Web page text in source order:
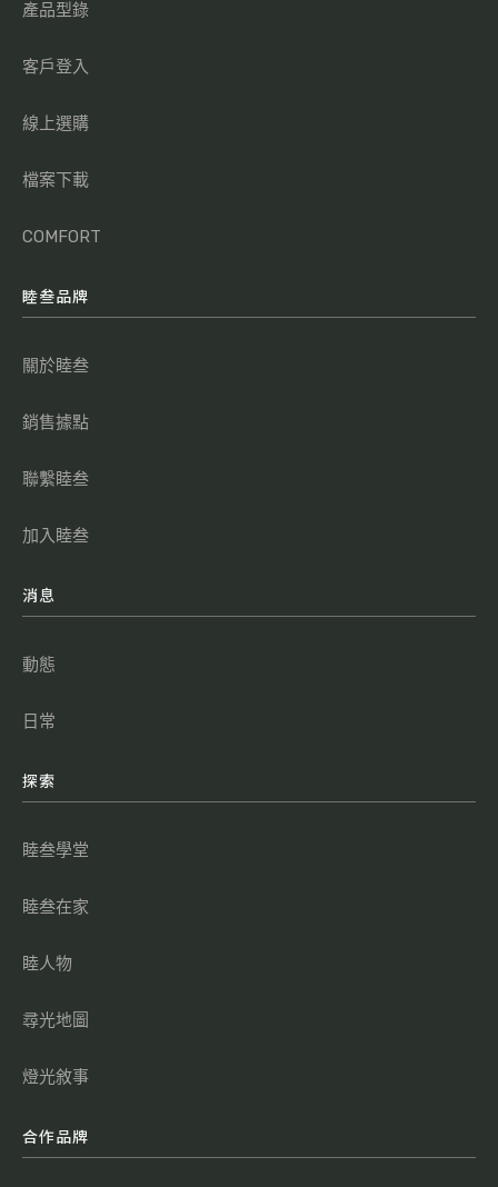
產品型錄
客戶登入
線上選購
檔案下載
COMFORT
睦叁品牌
關於睦叁
銷售據點
聯繫睦叁
加入睦叁
消息
動態
日常
探索
睦叁學堂
睦叁在家
睦人物
尋光地圖
燈光敘事
合作品牌